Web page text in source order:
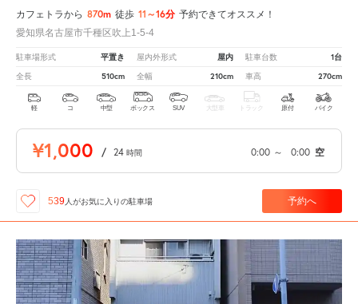
カフェトラから 870m 徒歩 11～16分 予約できてオススメ！
愛知県名古屋市千種区吹上1-5-4
駐車場形式 平置き 屋内外形式 屋内 駐車台数 1台
全長 510cm 全幅 210cm 車高 270cm
軽 コ 中型 ボックス SUV 大型車 トラック 原付 バイク
¥1,000 / 24 時間 0:00 ～ 0:00 空
539 人がお気に入りの駐車場 予約へ